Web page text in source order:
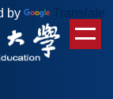
by Translate